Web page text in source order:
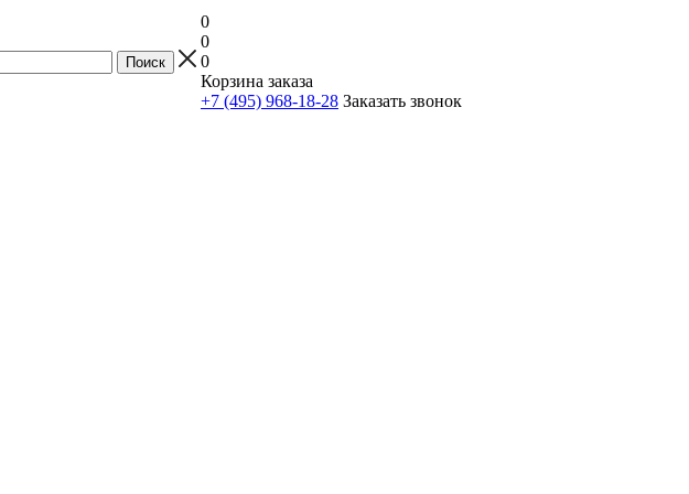
0
0
0
Корзина заказа
+7 (495) 968-18-28 Заказать звонок